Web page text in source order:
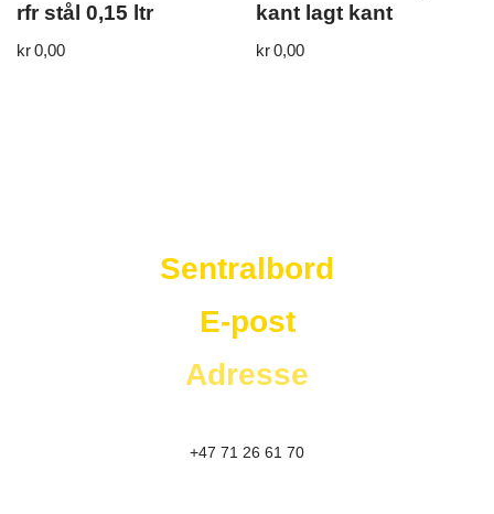
rfr stål 0,15 ltr
kr0,00
kant lagt kant
kr0,00
Sentralbord
E-post
Adresse
+47 71 26 61 70